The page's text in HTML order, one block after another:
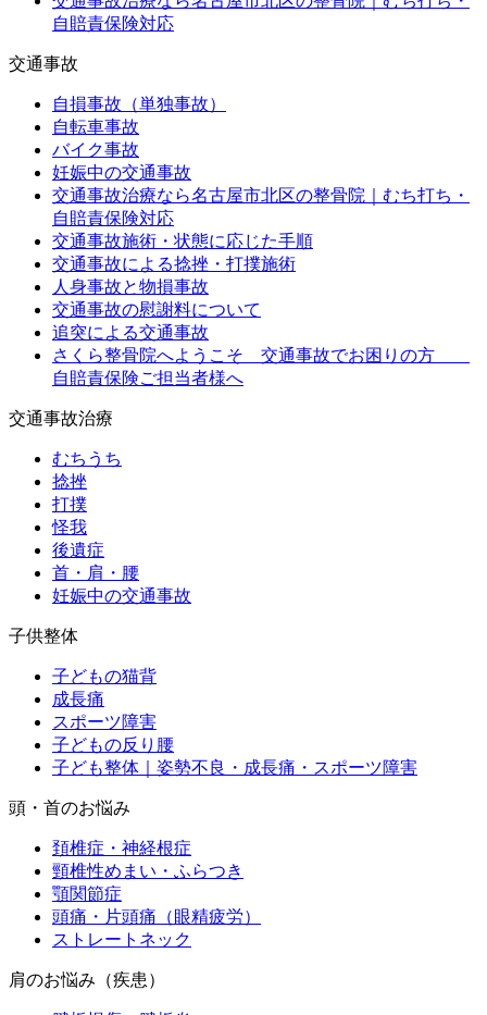
自賠責保険対応
交通事故
自損事故（単独事故）
自転車事故
バイク事故
妊娠中の交通事故
交通事故治療なら名古屋市北区の整骨院｜むち打ち・
自賠責保険対応
交通事故施術・状態に応じた手順
交通事故による捻挫・打撲施術
人身事故と物損事故
交通事故の慰謝料について
追突による交通事故
さくら整骨院へようこそ 交通事故でお困りの方
自賠責保険ご担当者様へ
交通事故治療
むちうち
捻挫
打撲
怪我
後遺症
首・肩・腰
妊娠中の交通事故
子供整体
子どもの猫背
成長痛
スポーツ障害
子どもの反り腰
子ども整体｜姿勢不良・成長痛・スポーツ障害
頭・首のお悩み
頚椎症・神経根症
頸椎性めまい・ふらつき
顎関節症
頭痛・片頭痛（眼精疲労）
ストレートネック
肩のお悩み（疾患）